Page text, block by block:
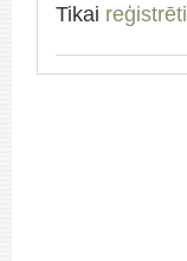
Tikai reģistrēti